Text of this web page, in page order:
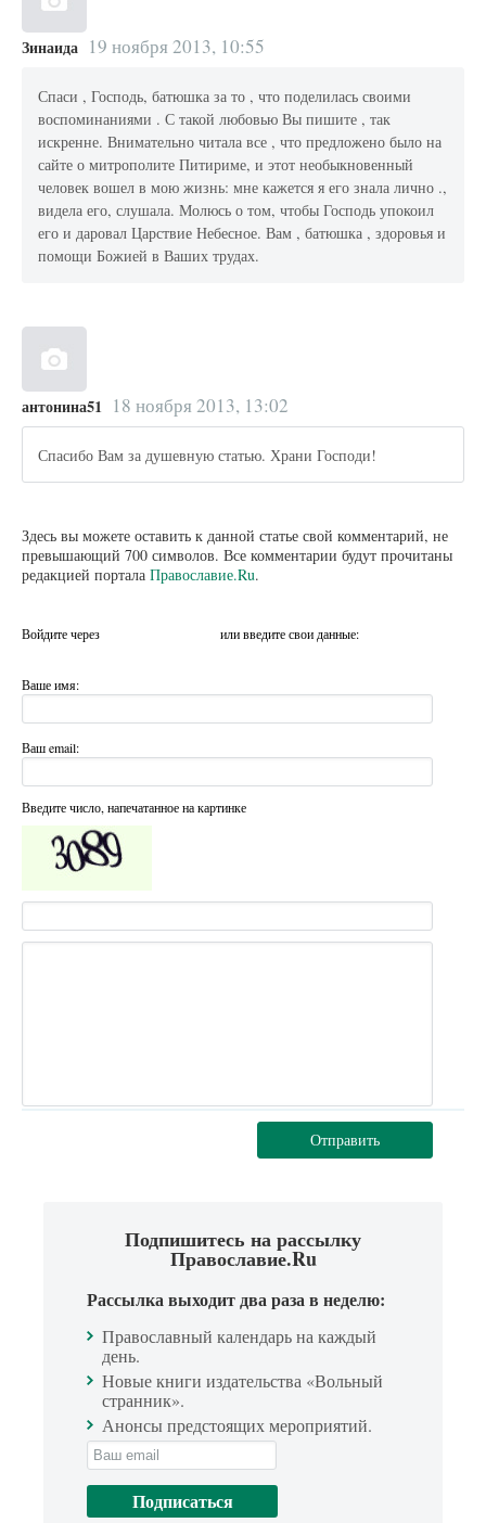
Зинаида 19 ноября 2013, 10:55
Спаси , Господь, батюшка за то , что поделилась своими
воспоминаниями . С такой любовью Вы пишите , так
искренне. Внимательно читала все , что предложено было на
сайте о митрополите Питириме, и этот необыкновенный
человек вошел в мою жизнь: мне кажется я его знала лично .,
видела его, слушала. Молюсь о том, чтобы Господь упокоил
его и даровал Царствие Небесное. Вам , батюшка , здоровья и
помощи Божией в Ваших трудах.
антонина51 18 ноября 2013, 13:02
Спасибо Вам за душевную статью. Храни Господи!
Здесь вы можете оставить к данной статье свой комментарий, не
превышающий 700 символов. Все комментарии будут прочитаны
редакцией портала Православие.Ru.
Войдите через или введите свои данные:
Ваше имя:
Ваш email:
Введите число, напечатанное на картинке
Отправить
Подпишитесь на рассылку
Православие.Ru
Рассылка выходит два раза в неделю:
Православный календарь на каждый
день.
Новые книги издательства «Вольный
странник».
Анонсы предстоящих мероприятий.